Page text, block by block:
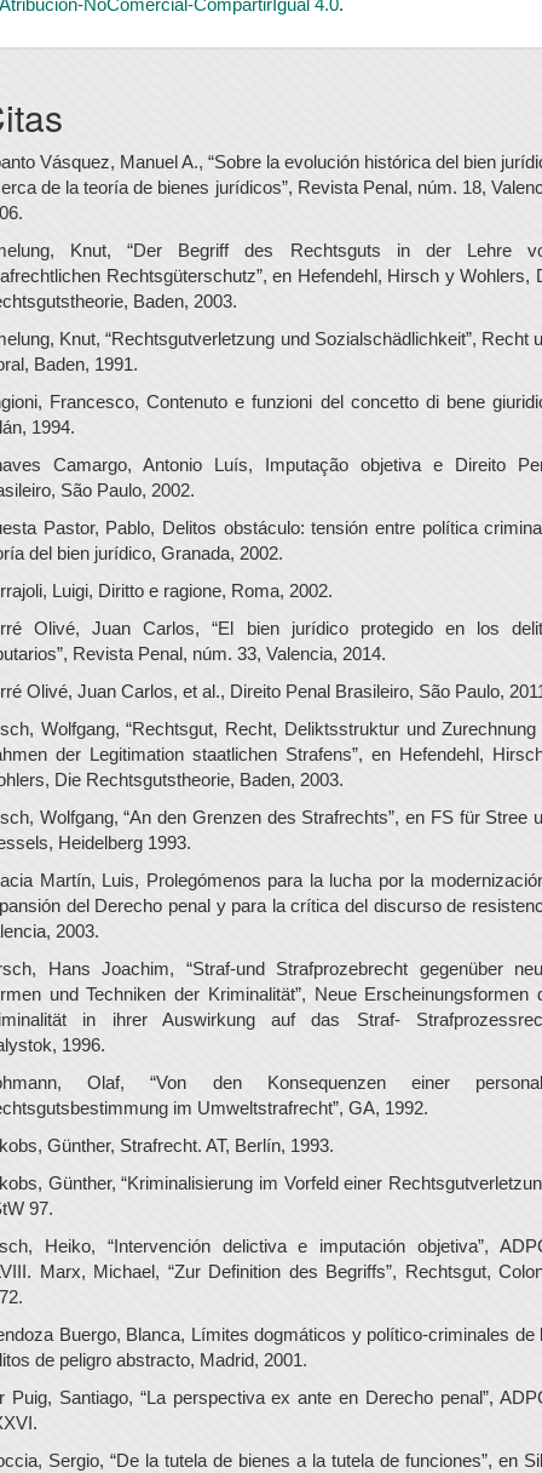
Vásquez, Manuel A., “Sobre la evolución histórica del bien
de la teoría de bienes jurídicos”, Revista Penal, núm. 18,
Knut, “Der Begriff des Rechtsguts in der Lehre
Rechtsgüterschutz”, en Hefendehl, Hirsch y Wohlers,
Baden, 2003.
Knut, “Rechtsgutverletzung und Sozialschädlichkeit”, Recht
Baden, 1991.
Francesco, Contenuto e funzioni del concetto di bene
1994.
Camargo, Antonio Luís, Imputação objetiva e Direito
São Paulo, 2002.
Pastor, Pablo, Delitos obstáculo: tensión entre política
del bien jurídico, Granada, 2002.
Luigi, Diritto e ragione, Roma, 2002.
Olivé, Juan Carlos, “El bien jurídico protegido en los
Revista Penal, núm. 33, Valencia, 2014.
Olivé, Juan Carlos, et al., Direito Penal Brasileiro, São Paulo,
Wolfgang, “Rechtsgut, Recht, Deliktsstruktur und Zurechnung
der Legitimation staatlichen Strafens”, en Hefendehl,
Die Rechtsgutstheorie, Baden, 2003.
Wolfgang, “An den Grenzen des Strafrechts”, en FS für Stree
Heidelberg 1993.
Martín, Luis, Prolegómenos para la lucha por la
del Derecho penal y para la crítica del discurso de
2003.
Hans Joachim, “Straf-und Strafprozebrecht gegenüber
und Techniken der Kriminalität”, Neue Erscheinungsformen
in ihrer Auswirkung auf das Straf-
1996.
Olaf, “Von den Konsequenzen einer
im Umweltstrafrecht”, GA, 1992.
Günther, Strafrecht. AT, Berlín, 1993.
Günther, “Kriminalisierung im Vorfeld einer
97.
Heiko, “Intervención delictiva e imputación objetiva”,
Marx, Michael, “Zur Definition des Begriffs”, Rechtsgut,
Buergo, Blanca, Límites dogmáticos y político-criminales de
de peligro abstracto, Madrid, 2001.
Puig, Santiago, “La perspectiva ex ante en Derecho penal”,
Sergio, “De la tutela de bienes a la tutela de funciones”, en